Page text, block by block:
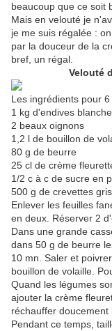
beaucoup que ce soit
Mais en velouté je
je me suis régalée :
par la douceur de la
bref, un régal.
Velouté
Les ingrédients pour
1 kg d'endives
2 beaux oignons
1,2 l de bouillon de
80 g de beurre
25 cl de crème
1/2 c à c de sucre en
500 g de crevettes
Enlever les feuilles
en deux. Réserver 2
Dans une grande
dans 50 g de beurre
10 mn. Saler et
bouillon de volaille.
Quand les légumes
ajouter la crème
réchauffer doucement
Pendant ce temps,